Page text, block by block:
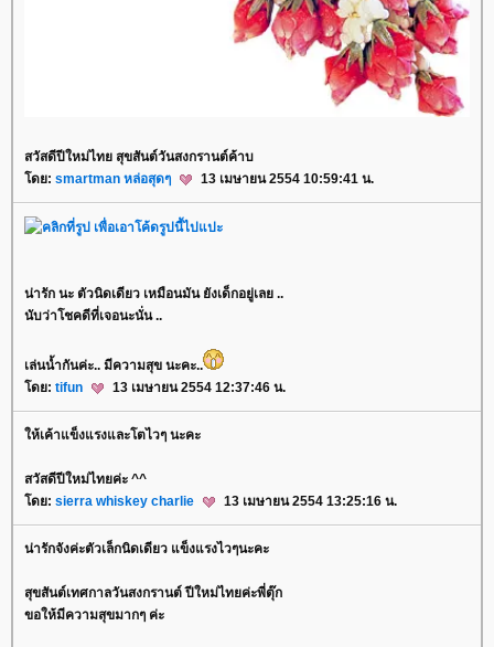
สวัสดีปีใหม่ไทย สุขสันต์วันสงกรานต์ค้าบ
ดย: smartman หล่อสุดๆ 13 เมษายน 2554 10:59:41 น.
น่ารัก นะ ตัวนิดเดียว เหมือนมัน ยังเด็กอยู่เลย ..
นับว่าโชคดีที่เจอนะนั่น ..
เล่นน้ำกันค่ะ.. มีความสุข นะคะ..
ดย: tifun 13 เมษายน 2554 12:37:46 น.
ห้เค้าแข็งแรงและโตไวๆ นะคะ
สวัสดีปีใหม่ไทยค่ะ ^^
ดย: sierra whiskey charlie 13 เมษายน 2554 13:25:16 น.
น่ารักจังค่ะตัวเล็กนิดเดียว แข็งแรงไวๆนะคะ
สุขสันต์เทศกาลวันสงกรานต์ ปีใหม่ไทยค่ะพี่ตุ๊ก
ขอให้มีความสุขมากๆ ค่ะ